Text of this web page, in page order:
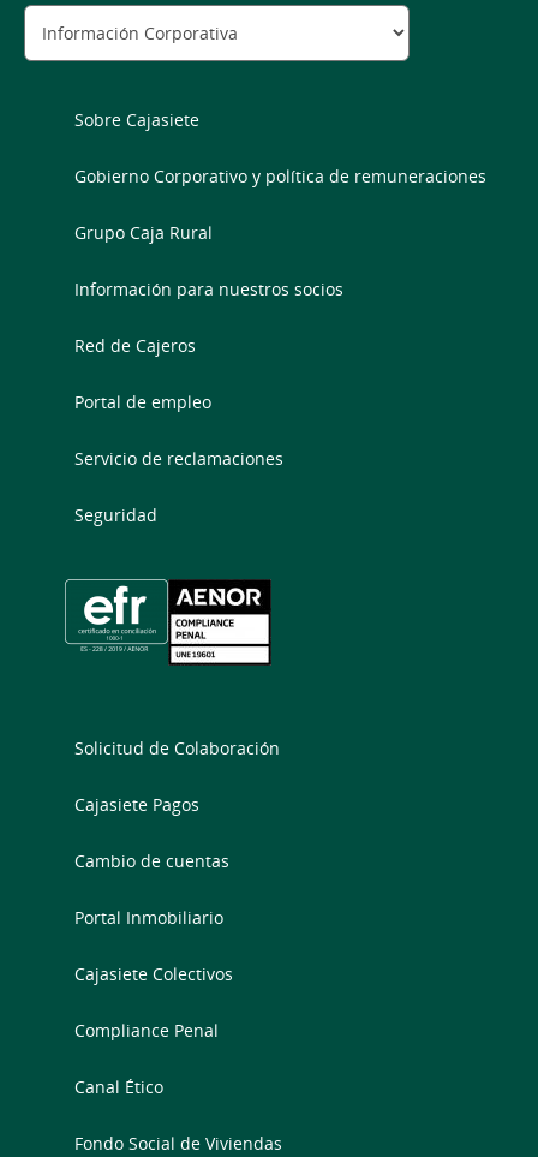
Sobre Cajasiete
Gobierno Corporativo y política de remuneraciones
Grupo Caja Rural
Información para nuestros socios
Red de Cajeros
Portal de empleo
Servicio de reclamaciones
Seguridad
Solicitud de Colaboración
Cajasiete Pagos
Cambio de cuentas
Portal Inmobiliario
Cajasiete Colectivos
Compliance Penal
Canal Ético
Fondo Social de Viviendas